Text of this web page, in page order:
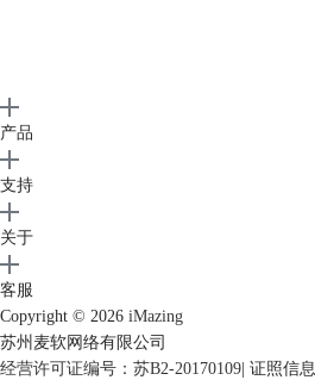
产品
支持
关于
客服
Copyright © 2026 iMazing
苏州麦软网络有限公司
经营许可证编号：苏B2-20170109| 证照信息